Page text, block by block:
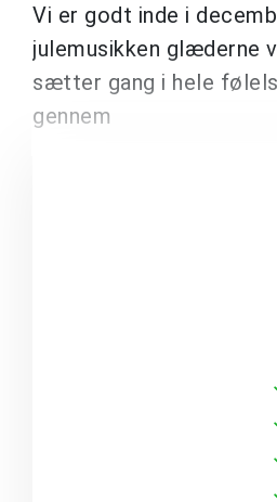
Vi er godt inde i
julemusikken glæderne
sætter gang i hele
gennem